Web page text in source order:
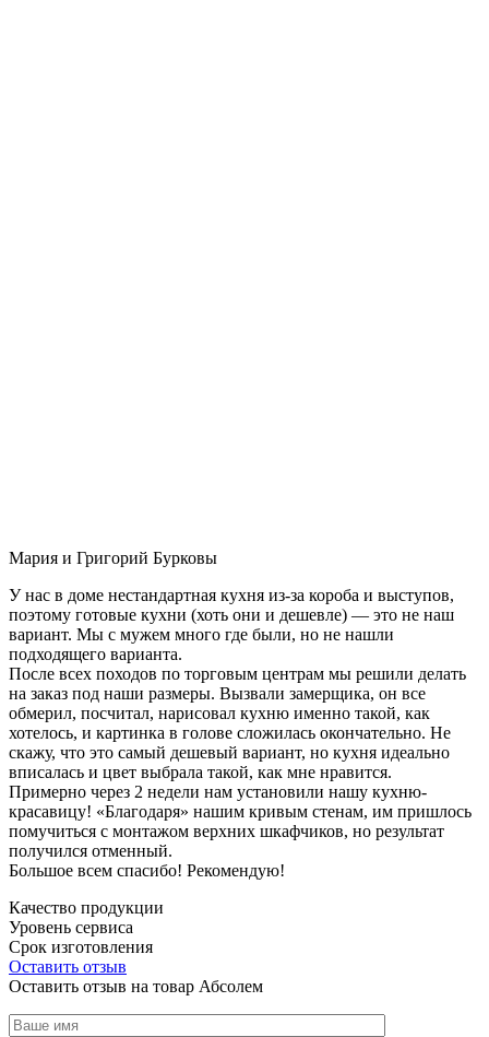
Мария и Григорий Бурковы
У нас в доме нестандартная кухня из-за короба и выступов,
поэтому готовые кухни (хоть они и дешевле) — это не наш
вариант. Мы с мужем много где были, но не нашли
подходящего варианта.
После всех походов по торговым центрам мы решили делать
на заказ под наши размеры. Вызвали замерщика, он все
обмерил, посчитал, нарисовал кухню именно такой, как
хотелось, и картинка в голове сложилась окончательно. Не
скажу, что это самый дешевый вариант, но кухня идеально
вписалась и цвет выбрала такой, как мне нравится.
Примерно через 2 недели нам установили нашу кухню-
красавицу! «Благодаря» нашим кривым стенам, им пришлось
помучиться с монтажом верхних шкафчиков, но результат
получился отменный.
Большое всем спасибо! Рекомендую!
Качество продукции
Уровень сервиса
Срок изготовления
Оставить отзыв
Оставить отзыв на товар Абсолем